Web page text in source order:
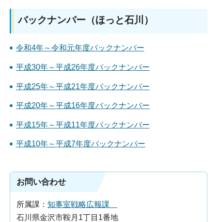
バックナンバー（ほっと石川）
令和4年～令和元年度バックナンバー
平成30年～平成26年度バックナンバー
平成25年～平成21年度バックナンバー
平成20年～平成16年度バックナンバー
平成15年～平成11年度バックナンバー
平成10年～平成7年度バックナンバー
お問い合わせ
所属課： 知事室戦略広報課
石川県金沢市鞍月1丁目1番地